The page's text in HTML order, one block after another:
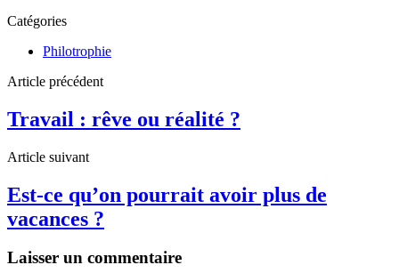
Catégories
Philotrophie
Article précédent
Travail : rêve ou réalité ?
Article suivant
Est-ce qu’on pourrait avoir plus de
vacances ?
Laisser un commentaire